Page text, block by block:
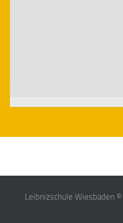
Leibnizschule Wiesbaden